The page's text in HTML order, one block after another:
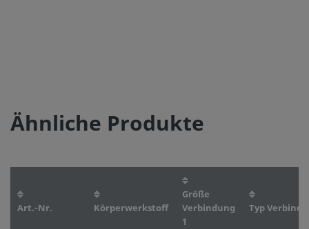
Ähnliche Produkte
Art.-Nr. Körperwerkstoff
Größe
Verbindung
1
Typ